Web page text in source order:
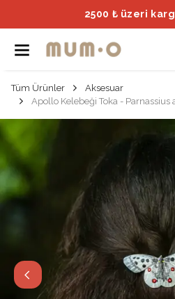
2500 ₺ üzeri
Tüm Ürünler
Aksesuar
Apollo Kelebeği Toka - Parnassius